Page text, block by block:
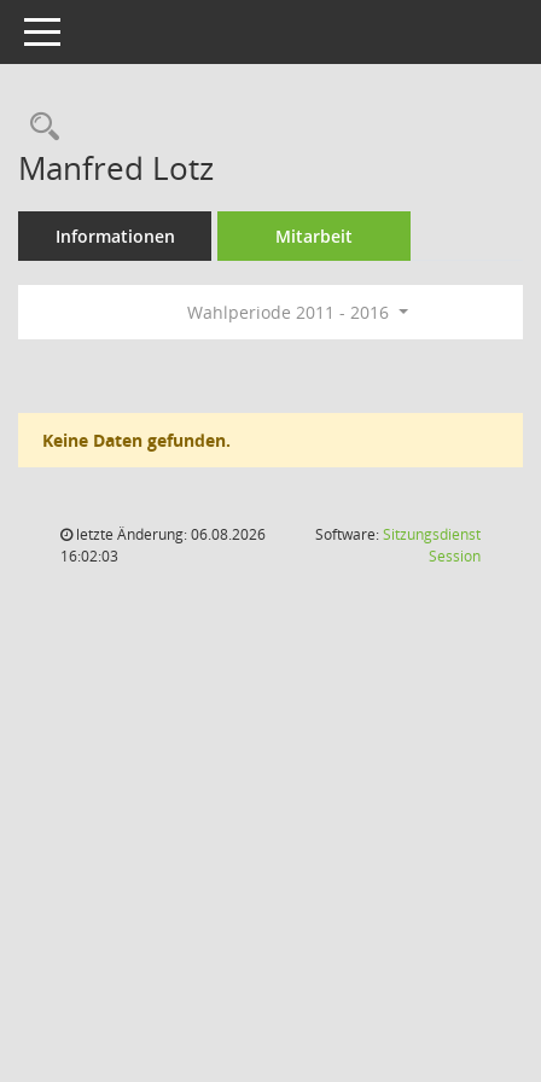
Toggle navigation
Rechercheauswahl
Manfred Lotz
Informationen Mitarbeit
Wahlperiode 2011 - 2016
Keine Daten gefunden.
letzte Änderung: 06.08.2026
16:02:03
Software:Sitzungsdienst
Session(Wird in